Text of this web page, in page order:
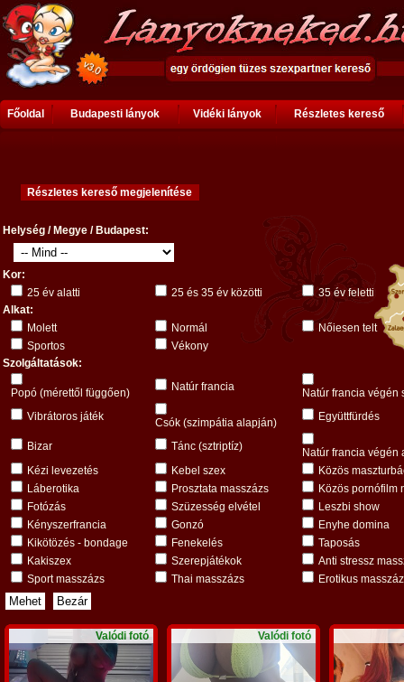
Főoldal Budapesti lányok Vidéki lányok Részletes kereső
Helység / Megye / Budapest:
Kor:
25 év alatti
25 és 35 év közötti
35 év feletti
Alkat:
Molett
Normál
Nőiesen telt
Sportos
Vékony
Szolgáltatások:
Popó (mérettől függően) Natúr francia
Natúr francia végén
Vibrátoros játék
Csók (szimpátia alapján) Együttfürdés
Bizar Tánc (sztriptíz)
Natúr francia végén
Kézi levezetés
Kebel szex
Közös
Láberotika
Prosztata masszázs
Közös pornófilm
Fotózás
Szüzesség elvétel
Leszbi show
Kényszerfrancia
Gonzó
Enyhe domina
Kikötözés - bondage
Fenekelés
Taposás
Kakiszex
Szerepjátékok
Anti stressz
Sport masszázs
Thai masszázs Erotikus
Valódi fotó Valódi fotó